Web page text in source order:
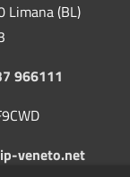
Limana (BL)
966111
veneto.net